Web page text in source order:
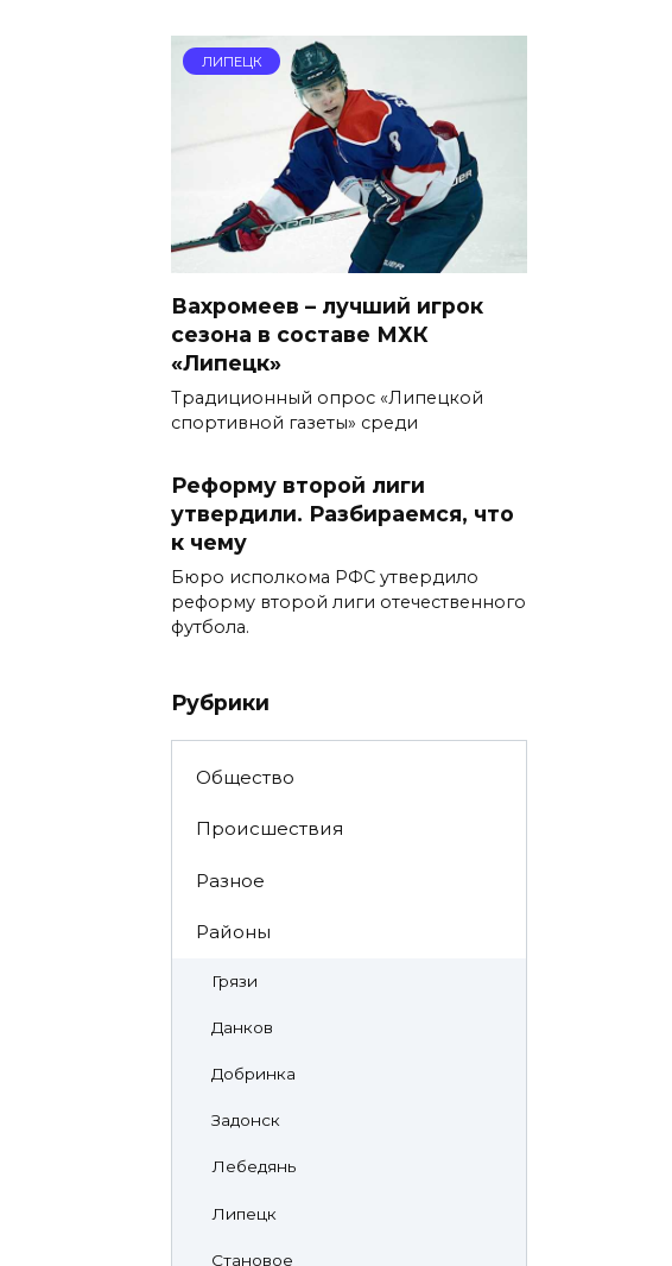
ЛИПЕЦК
Вахромеев – лучший игрок
сезона в составе МХК
«Липецк»
Традиционный опрос «Липецкой
спортивной газеты» среди
Реформу второй лиги
утвердили. Разбираемся, что
к чему
Бюро исполкома РФС утвердило
реформу второй лиги отечественного
футбола.
Рубрики
Общество
Происшествия
Разное
Районы
Грязи
Данков
Добринка
Задонск
Лебедянь
Липецк
Становое